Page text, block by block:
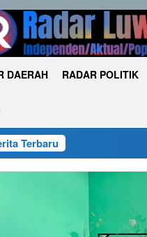
DAERAH RADAR POLITIK
Terbaru